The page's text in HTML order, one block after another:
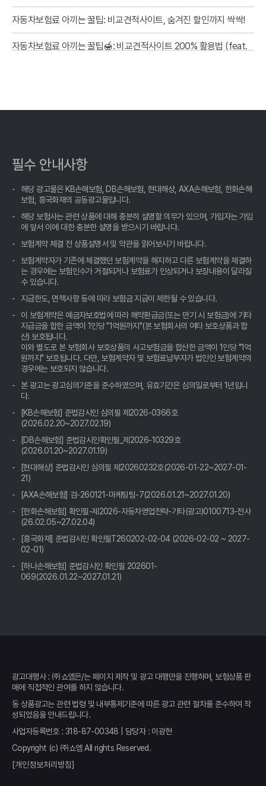
자동차보험료 아끼는 꿀팁: 비교견적사이트, 숨겨진 할인까지 싹싹!
자동차보험료 아끼는 꿀팁🍯: 비교견적사이트 200% 활용법 (feat.
내 차 보험료, 1초 만에 나만의 맞춤 견적 확인! 똑똑하게 비교하고
득템하는 비법
자동차보험료 아끼는 꿀팁, 비교견적사이트 숨겨진 활용법 공개!
자동차보험료 비교견적? 발품 팔지 말고, 클릭 몇 번으로 끝내는 꿀
팁!
나만 몰랐던 자동차보험료, 비교견적사이트 활용해 진짜 '내' 보험료
찾기!
자동차보험료 아끼는 꿀팁🍯: 비교견적 사이트, 숨겨진 보물찾기💎
자동차보험료 아끼는 꿀팁! 비교견적 사이트 활용법, 10년 차 베테
랑의 숨겨둔 노하우 공개
자동차보험료 비교견적, 10년 노하우로 숨은 꿀팁 대방출! 나만 몰
랐던 진짜 보험료 확인법
자동차보험료 아끼는 꿀팁! 비교견적사이트, 나만 몰랐네?
혹시 '자동차보험료 아끼는 꿀팁, 비교견적 사이트 활용법' 어떠세
요?
자동차보험료 아끼는 꿀팁: 비교견적사이트 200% 활용법
자동차보험료 아끼는 꿀팁: 비교견적 사이트 활용, 숨은 혜택 찾고
'0'원 보험 만드는 비법 공개!
운전자 필수 앱?! 자동차보험료 비교견적, 안 쓰면 손해인 이유
발품 팔 필요 없이! 내 차 보험료, 클릭 몇 번으로 최저가 찾는 비법
내 차 보험료 아끼는 꿀팁! 자동차보험료 비교견적 사이트 활용법
(2026년 최신)
혼자 남겨진 당신에게… 자동차보험료 비교견적, 마지막 선물 같은
필수 안내사항
해당 광고물은 KB손해보험, DB손해보험, 현대해상, AXA손해보험, 한화손해
보험, 흥국화재의 공동광고물입니다.
해당 보험사는 관련 상품에 대해 충분히 설명할 의무가 있으며, 가입자는 가입
에 앞서 이에 대한 충분한 설명을 받으시기 바랍니다.
보험계약 체결 전 상품설명서 및 약관을 읽어보시기 바랍니다.
보험계약자가 기존에 체결했던 보험계약을 해지하고 다른 보험계약을 체결하
는 경우에는 보험인수가 거절되거나 보험료가 인상되거나 보장내용이 달라질
수 있습니다.
지급한도, 면책사항 등에 따라 보험금 지급이 제한될 수 있습니다.
이 보험계약은 예금자보호법에 따라 해약환급금(또는 만기 시 보험금)에 기타
지급금을 합한 금액이 1인당 "1억원까지"(본 보험회사의 여타 보호상품과 합
산) 보호됩니다.
이와 별도로 본 보험회사 보호상품의 사고보험금을 합산한 금액이 1인당 "1억
원까지" 보호됩니다. 다만, 보험계약자 및 보험료납부자가 법인인 보험계약의
경우에는 보호되지 않습니다.
본 광고는 광고심의기준을 준수하였으며, 유효기간은 심의일로부터 1년입니
다.
[KB손해보험] 준법감시인 심의필 제2026-0366호
(2026.02.20~2027.02.19)
[DB손해보험] 준법감시인확인필_제2026-10329호
(2026.01.20~2027.01.19)
[현대해상] 준법감시인 심의필 제20260232호(2026-01-22~2027-01-
21)
[AXA손해보험] 검-260121-마케팅팀-7(2026.01.21~2027.01.20)
[한화손해보험] 확인필-제2026-자동차영업전략-기타(광고)0100713-전사
(26.02.05~27.02.04)
[흥국화재] 준법감시인 확인필T260202-02-04 (2026-02-02 ~ 2027-
02-01)
[하나손해보험] 준법감시인 확인필 202601-
069(2026.01.22~2027.01.21)
광고대행사 : ㈜쇼엠은/는 페이지 제작 및 광고 대행만을 진행하며, 보험상품 판
매에 직접적인 관여를 하지 않습니다.
동 상품광고는 관련 법령 및 내부통제기준에 따른 광고 관련 절차를 준수하여 작
성되었음을 안내드립니다.
사업자등록번호 : 318-87-00348 | 담당자 : 이광헌
Copyright (c) ㈜쇼엠 All rights Reserved.
[개인정보처리방침]